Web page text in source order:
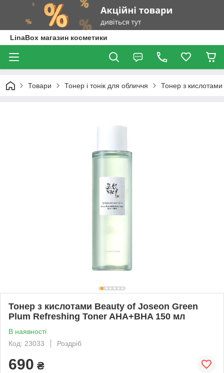
LinaBox магазин косметики
Товари Тонер і тонік для обличчя Тонер з
Тонер з кислотами Beauty of Joseon Green
Plum Refreshing Toner AHA+BHA 150 мл
В наявності
Код: 23033
Роздріб
690 ₴